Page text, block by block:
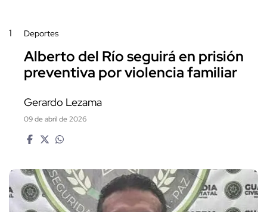
1 Deportes
Alberto del Río seguirá en prisión
preventiva por violencia familiar
Gerardo Lezama
09 de abril de 2026